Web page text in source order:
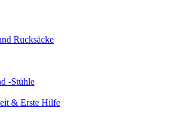
Rucksäcke
-Stühle
& Erste Hilfe